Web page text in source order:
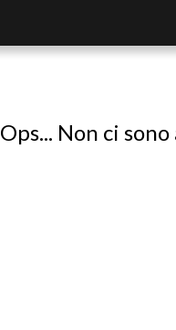
Ops... Non ci